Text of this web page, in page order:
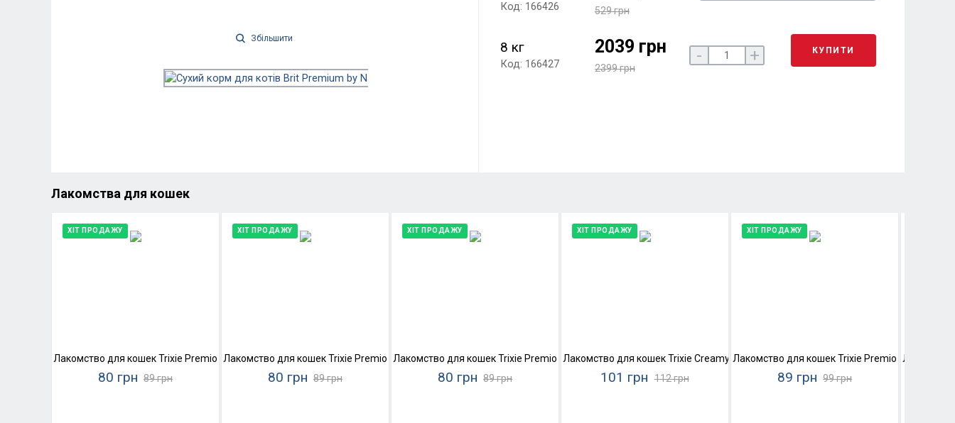
Збільшити
Код: 166426 529 грн
8 кг
Код: 166427
2039 грн
2399 грн
- + КУПИТИ
Лакомства для кошек
ХІТ ПРОДАЖУ
Лакомство для кошек Trixie Premio Stick Quintett (лосось и форель)
80 грн 89 грн
ХІТ ПРОДАЖУ
Лакомство для кошек Trixie Premio Stick Quintett (ягненок и индейка)
80 грн 89 грн
ХІТ ПРОДАЖУ
Лакомство для кошек Trixie Premio Stick Quintett (домашняя птица и печень)
80 грн 89 грн
ХІТ ПРОДАЖУ
Лакомство для кошек Trixie Creamy Snacks (домашняя птица)
101 грн 112 грн
ХІТ ПРОДАЖУ
Лакомство для кошек Trixie Premio Chicken
89 грн 99 грн